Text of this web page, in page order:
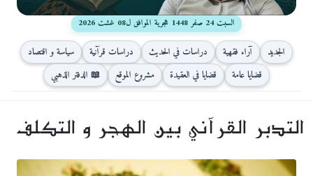
السبت 24 صفر 1448 هجرية الموافق ل08 غشت 2026
الجديد آراء فقهية دراسات في الحديث دراسات قرآنية
سياسة و اقتصاد
قضايا عامة
قضايا في العقيدة مشروع الموقع 📖 الدفتر الذهبي
التدبر القرآني بين الهجر و التكلف